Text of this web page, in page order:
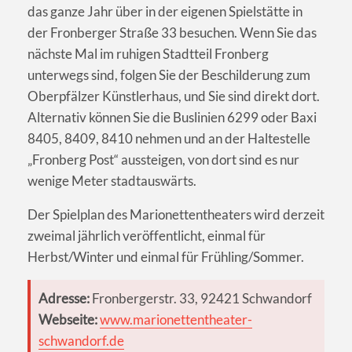
das ganze Jahr über in der eigenen Spielstätte in
der Fronberger Straße 33 besuchen. Wenn Sie das
nächste Mal im ruhigen Stadtteil Fronberg
unterwegs sind, folgen Sie der Beschilderung zum
Oberpfälzer Künstlerhaus, und Sie sind direkt dort.
Alternativ können Sie die Buslinien 6299 oder Baxi
8405, 8409, 8410 nehmen und an der Haltestelle
„Fronberg Post“ aussteigen, von dort sind es nur
wenige Meter stadtauswärts.
Der Spielplan des Marionettentheaters wird derzeit
zweimal jährlich veröffentlicht, einmal für
Herbst/Winter und einmal für Frühling/Sommer.
Adresse:Fronbergerstr. 33, 92421 Schwandorf
Webseite:www.marionettentheater-
schwandorf.de